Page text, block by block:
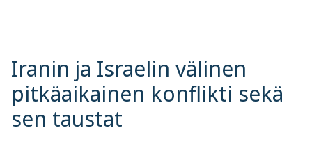
Iranin ja Israelin välinen
pitkäaikainen konflikti sekä
sen taustat